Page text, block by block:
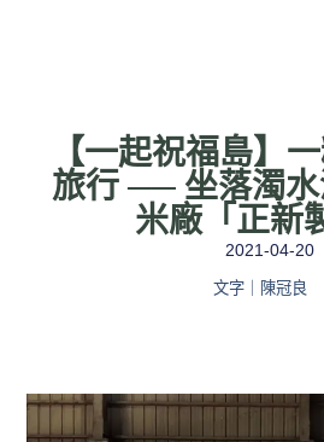
【一起祝福島】
旅行 ── 坐落濁
米廠「正新
2021-04-20
文字｜陳冠